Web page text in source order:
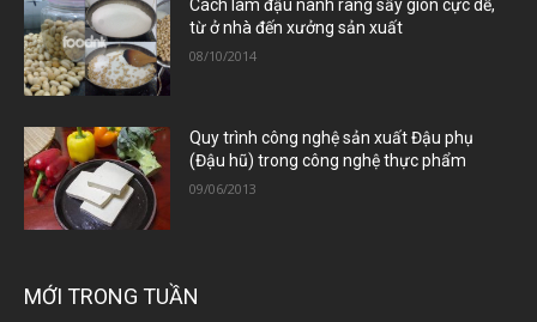
Cách làm đậu nành rang sấy giòn cực dễ,
từ ở nhà đến xưởng sản xuất
08/10/2014
Quy trình công nghệ sản xuất Đậu phụ
(Đậu hũ) trong công nghệ thực phẩm
09/06/2013
MỚI TRONG TUẦN